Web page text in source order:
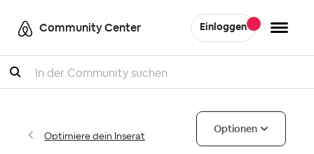
Community Center Einloggen
Suche
Optimiere dein Inserat
Optionen